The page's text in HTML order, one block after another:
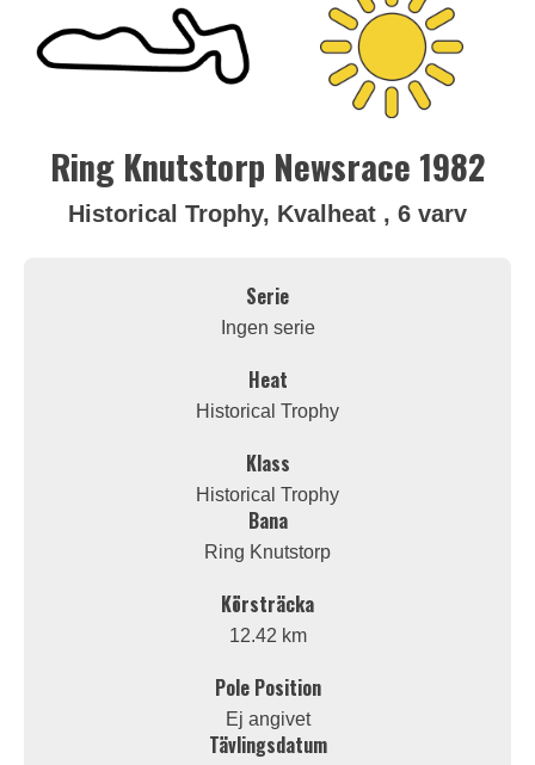
Ring Knutstorp Newsrace 1982
Historical Trophy, Kvalheat , 6 varv
Serie
Ingen serie
Heat
Historical Trophy
Klass
Historical Trophy
Bana
Ring Knutstorp
Körsträcka
12.42 km
Pole Position
Ej angivet
Tävlingsdatum